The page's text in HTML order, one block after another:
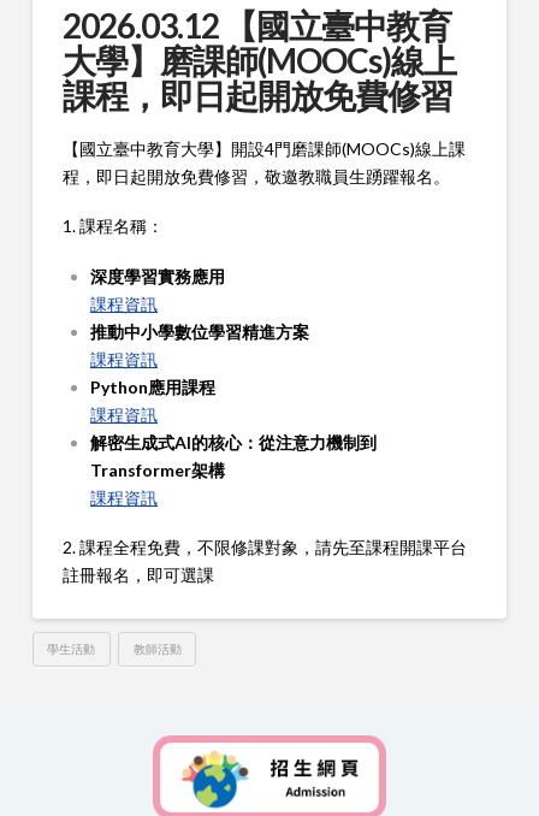
2026.03.12 【國立臺中教育
大學】磨課師(MOOCs)線上
課程，即日起開放免費修習
【國立臺中教育大學】開設4門磨課師(MOOCs)線上課
程，即日起開放免費修習，敬邀教職員生踴躍報名。
1. 課程名稱：
深度學習實務應用
課程資訊
推動中小學數位學習精進方案
課程資訊
Python應用課程
課程資訊
解密生成式AI的核心：從注意力機制到
Transformer架構
課程資訊
2. 課程全程免費，不限修課對象，請先至課程開課平台
註冊報名，即可選課
學生活動 教師活動